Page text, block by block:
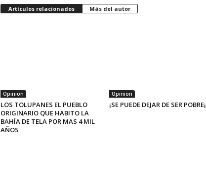
Artículos relacionados Más del autor
Opinion
LOS TOLUPANES EL PUEBLO
ORIGINARIO QUE HABITO LA
BAHÍA DE TELA POR MAS 4 MIL
AÑOS
Opinion
¡SE PUEDE DEJAR DE SER POBRE¡